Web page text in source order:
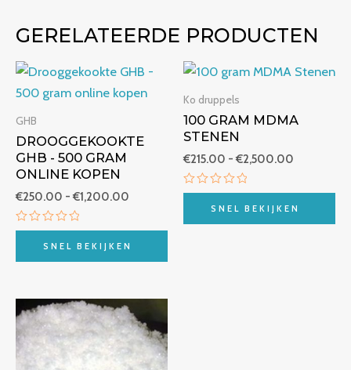
GERELATEERDE PRODUCTEN
GHB
DROOGGEKOOKTE
GHB - 500 GRAM
ONLINE KOPEN
€250.00 - €1,200.00
Prijsklasse:
tot
€1,200.00
Beoordeeld
van
SNEL BEKIJKEN
Ko druppels
100 GRAM MDMA
STENEN
€215.00 - €2,500.00
Prijsklasse:
€2,500.00
Beoordeeld
van
SNEL BEKIJKEN
Prijsklasse:
€270.00
tot
€3,250.00